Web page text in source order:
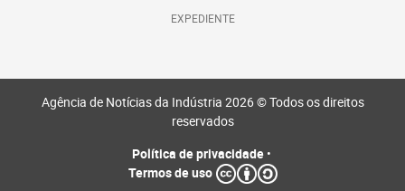
EXPEDIENTE
Agência de Notícias da Indústria 2026 © Todos os direitos
reservados
Política de privacidade•
Termos de uso